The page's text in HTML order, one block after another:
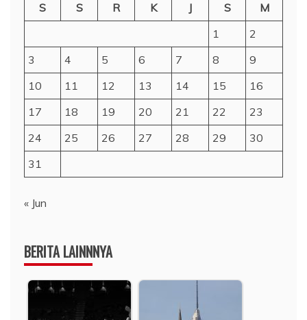
S
S R K J S
M
1
2
3
4 5 6 7 8
9
10
11 12 13 14 15
16
17
18 19 20 21 22
23
24
25 26 27 28 29
30
31
« Jun
BERITA LAINNNYA